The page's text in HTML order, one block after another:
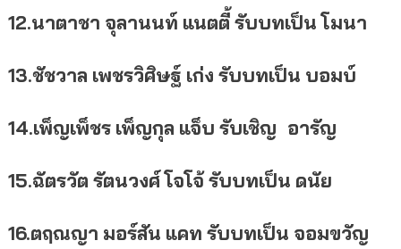
12.นาตาชา จุลานนท์ แนตตี้รับบทเป็น โมนา
13.ชัชวาล เพชรวิศิษฐ์ เก่ง รับบทเป็น บอมบ์
14.เพ็ญเพ็ชร เพ็ญกุล แจ็บ รับเชิญ อารัญ
15.ฉัตรวัต รัตนวงศ์โจโจ้รับบทเป็น ดนัย
16.ตฤณญา มอร์สัน แคท รับบทเป็น จอมขวัญ